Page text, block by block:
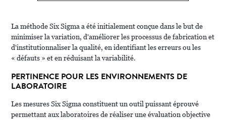
La méthode Six Sigma a été initialement conçue dans le but de
minimiser la variation, d'améliorer les processus de fabrication et
d'institutionnaliser la qualité, en identifiant les erreurs ou les
« défauts » et en réduisant la variabilité.
PERTINENCE POUR LES ENVIRONNEMENTS DE
LABORATOIRE
Les mesures Six Sigma constituent un outil puissant éprouvé
permettant aux laboratoires de réaliser une évaluation objective